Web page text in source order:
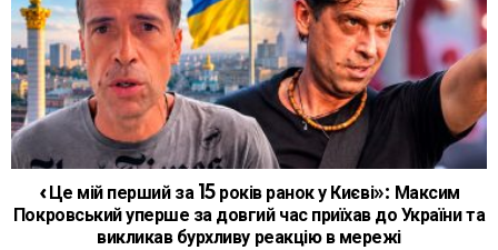
«Це мій перший за 15 років ранок у Києві»: Максим
Покровський уперше за довгий час приїхав до України та
викликав бурхливу реакцію в мережі